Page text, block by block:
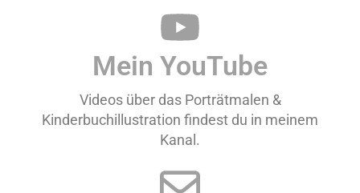
Mein YouTube
Videos über das Porträtmalen &
Kinderbuchillustration findest du in meinem
Kanal.